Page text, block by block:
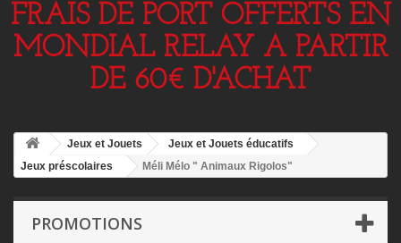
FRAIS DE PORT OFFERTS EN
MONDIAL RELAY A PARTIR
DE 60€ D'ACHAT
Jeux et Jouets
Jeux et Jouets éducatifs
Jeux préscolaires
Méli Mélo " Animaux Rigolos"
PROMOTIONS